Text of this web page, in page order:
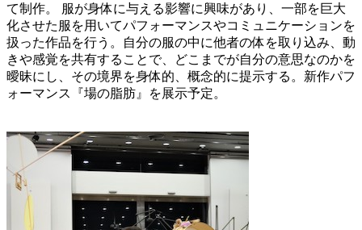
て制作。 服が身体に与える影響に興味があり、一部を巨大
化させた服を用いてパフォーマンスやコミュニケーションを
扱った作品を行う。自分の服の中に他者の体を取り込み、動
きや感覚を共有することで、どこまでが自分の意思なのかを
曖昧にし、その境界を身体的、概念的に提示する。新作パフ
ォーマンス『場の脂肪』を展示予定。